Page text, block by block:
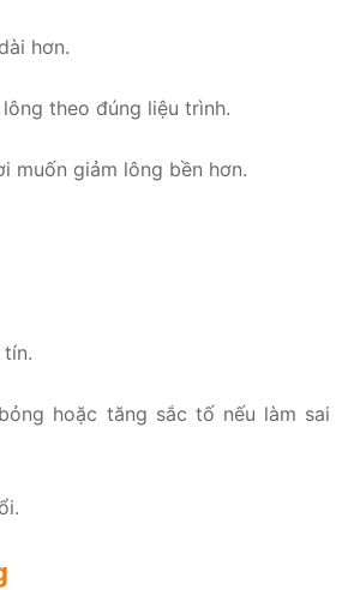
hơn.
theo đúng liệu trình.
muốn giảm lông bền hơn.
hoặc tăng sắc tố nếu làm sai